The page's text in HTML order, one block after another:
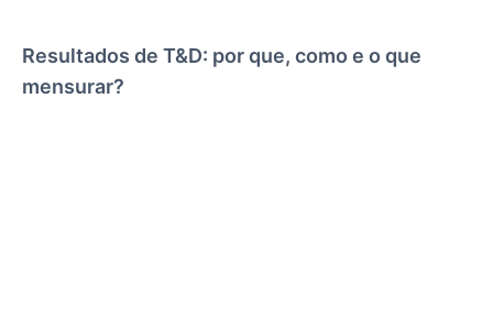
Resultados de T&D: por que, como e o que
mensurar?